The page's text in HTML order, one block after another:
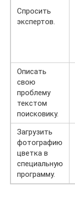
Спросить
экспертов.
Описать
свою
проблему
текстом
поисковику.
Загрузить
фотографию
цветка в
специальную
программу.